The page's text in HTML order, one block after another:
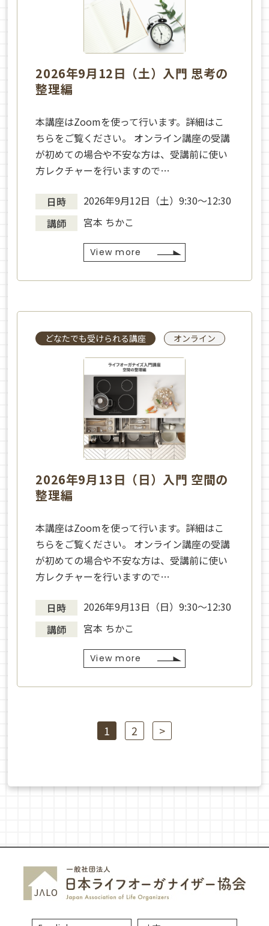
2026年9月12日（土）入門 思考の
整理編
本講座はZoomを使って行います。詳細はこ
ちらをご覧ください。 オンライン講座の受講
が初めての場合や不安な方は、受講前に使い
方レクチャーを行いますので…
日時
2026年9月12日（土）9:30〜12:30
講師
宮本 ちかこ
View more
どなたでも受けられる講座 オンライン
2026年9月13日（日）入門 空間の
整理編
本講座はZoomを使って行います。詳細はこ
ちらをご覧ください。 オンライン講座の受講
が初めての場合や不安な方は、受講前に使い
方レクチャーを行いますので…
日時
2026年9月13日（日）9:30〜12:30
講師
宮本 ちかこ
View more
1 2 >